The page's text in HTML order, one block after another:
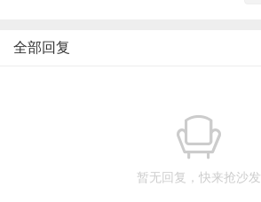
全部回复
暂无回复，快来抢沙发